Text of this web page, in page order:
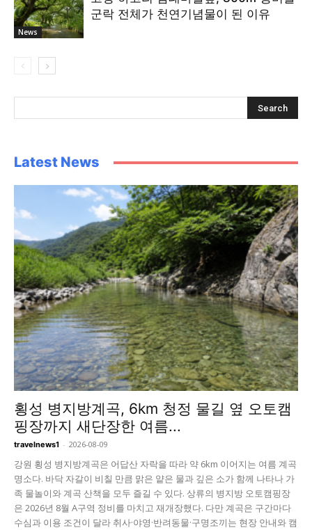
News
군락 전체가 천연기념물이 된 이유
Latest News
횡성 병지방계곡, 6km 청정 물길 옆 오토캠
핑장까지 새단장한 여름...
travelnews1 - 2026-08-09
강원 횡성 병지방계곡은 어답산 자락을 따라 약 6km 이어지는 여름 계곡
명소다. 바닥 자갈이 비칠 만큼 맑은 얕은 물과 깊은 소가 함께 나타나 가
족 물놀이와 계곡 산책을 모두 즐길 수 있다. 상류의 병지방 오토캠핑장
은 2026년 8월 A구역 정비를 마치고 재개장했다. 다만 계곡은 구간마다
수심과 이용 조건이 달라 취사·야영·반려동물·구명조끼는 현장 안내와 캠